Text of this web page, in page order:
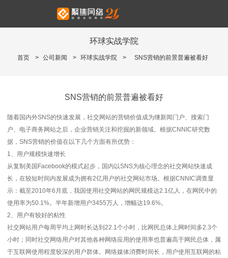
环球实战学院
首页 > 公司新闻 > 环球实战学院 > SNS营销的前景普遍被看好
SNS营销的前景普遍被看好
随着国内外SNS的快速发展，社交网站的营销价值成为继新闻门户、搜索门
户、电子商务网站之后，企业营销关注和挖掘的新领域。根据CNNIC研究数
据，SNS营销的价值在以下几个方面有所优势：
1、用户规模快速增长
从复制美国Facebook的模式起步，国内以SNS为核心理念的社交网站快速成
长，在较短时间内发展成为拥有2亿用户的社交网站市场。根据CNNIC调查显
示：截至2010年6月底，我国使用社交网站的网民规模达2.1亿人，在网民中的
使用率为50.1%。半年新增用户3455万人，增幅达19.6%。
2、用户有较好的粘性
社交网站用户每周平均上网时长达到22.1个小时，比网民总体上网时间多2.3个
小时；同时社交网络用户对其他各种网络应用的使用率也普遍高于网民总体，属
于互联网使用程度较深的用户群体。网络媒体消费时间长，用户使用互联网的粘